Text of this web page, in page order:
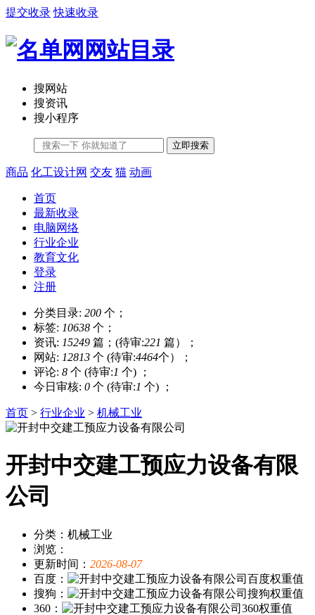
提交收录 快速收录
搜网站
搜资讯
搜小程序
立即搜索
商品 化工设计网 交友 猫 动画
首页
最新收录
电脑网络
行业企业
教育文化
登录
注册
分类目录: 200 个；
标签: 10638 个；
资讯: 15249 篇；(待审:221 篇）；
网站: 12813 个 (待审:4464个）；
评论: 8 个 (待审:1 个) ；
今日审核: 0 个 (待审:1 个) ；
首页 > 行业企业 > 机械工业
开封中交建工预应力设备有限
公司
分类：机械工业
浏览：
更新时间： 2026-08-07
百度：
搜狗：
360：